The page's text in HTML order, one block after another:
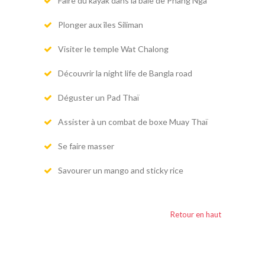
Plonger aux îles Siliman
Visiter le temple Wat Chalong
Découvrir la night life de Bangla road
Déguster un Pad Thaï
Assister à un combat de boxe Muay Thaï
Se faire masser
Savourer un mango and sticky rice
Retour en haut